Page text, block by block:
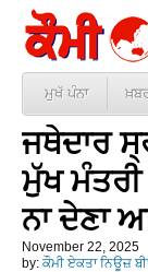
ਮੁਖੱ ਪੰਨਾ
ਜਥੇਦਾਰ
ਮੁੱਖ ਮੰਤਰੀ
ਨਾ ਦੇਣਾ
November 22, 2025
by: ਕੌਮੀ ਏਕਤਾ ਨਿਊਜ਼